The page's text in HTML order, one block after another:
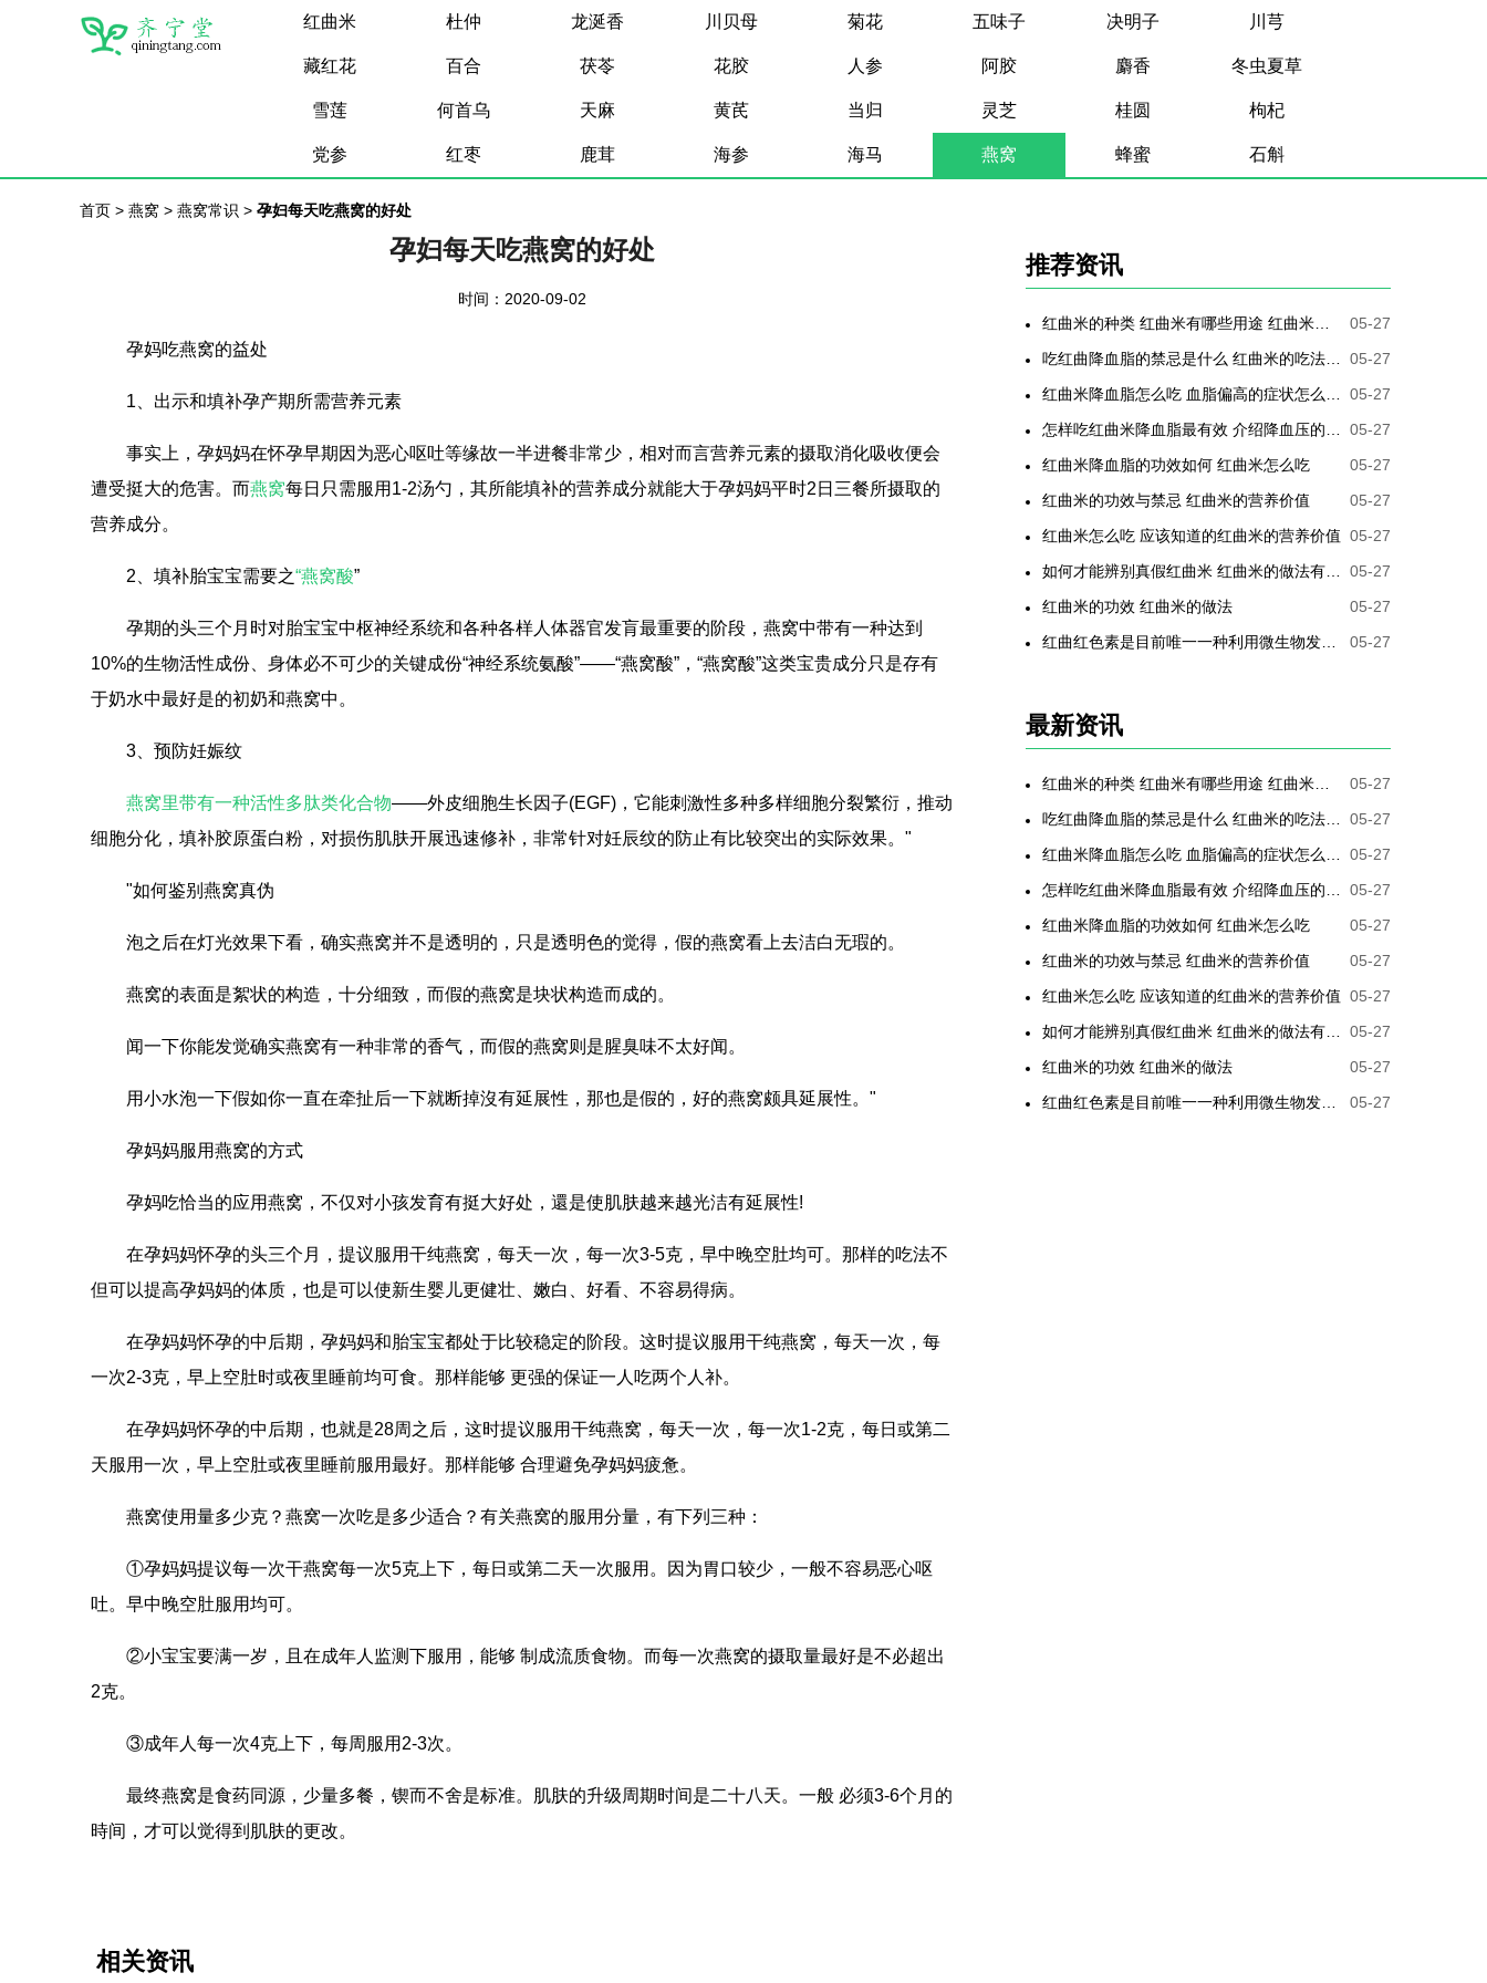
红曲米 杜仲 龙涎香 川贝母 菊花 五味子 决明子 川芎
藏红花 百合 茯苓 花胶 人参 阿胶 麝香 冬虫夏草
雪莲 何首乌 天麻 黄芪 当归 灵芝 桂圆 枸杞
党参 红枣 鹿茸 海参 海马 燕窝 蜂蜜 石斛
首页 > 燕窝 > 燕窝常识 > 孕妇每天吃燕窝的好处
孕妇每天吃燕窝的好处
时间：2020-09-02
孕妈吃燕窝的益处
1、出示和填补孕产期所需营养元素
事实上，孕妈妈在怀孕早期因为恶心呕吐等缘故一半进餐非常少，相对而言营养元素的摄取消化吸收便会
遭受挺大的危害。而燕窝每日只需服用1-2汤勺，其所能填补的营养成分就能大于孕妈妈平时2日三餐所摄取的
营养成分。
2、填补胎宝宝需要之“燕窝酸”
孕期的头三个月时对胎宝宝中枢神经系统和各种各样人体器官发肓最重要的阶段，燕窝中带有一种达到
10%的生物活性成份、身体必不可少的关键成份“神经系统氨酸”——“燕窝酸”，“燕窝酸”这类宝贵成分只是存有
于奶水中最好是的初奶和燕窝中。
3、预防妊娠纹
燕窝里带有一种活性多肽类化合物——外皮细胞生长因子(EGF)，它能刺激性多种多样细胞分裂繁衍，推动
细胞分化，填补胶原蛋白粉，对损伤肌肤开展迅速修补，非常针对妊辰纹的防止有比较突出的实际效果。"
"如何鉴别燕窝真伪
泡之后在灯光效果下看，确实燕窝并不是透明的，只是透明色的觉得，假的燕窝看上去洁白无瑕的。
燕窝的表面是絮状的构造，十分细致，而假的燕窝是块状构造而成的。
闻一下你能发觉确实燕窝有一种非常的香气，而假的燕窝则是腥臭味不太好闻。
用小水泡一下假如你一直在牵扯后一下就断掉沒有延展性，那也是假的，好的燕窝颇具延展性。"
孕妈妈服用燕窝的方式
孕妈吃恰当的应用燕窝，不仅对小孩发育有挺大好处，還是使肌肤越来越光洁有延展性!
在孕妈妈怀孕的头三个月，提议服用干纯燕窝，每天一次，每一次3-5克，早中晚空肚均可。那样的吃法不
但可以提高孕妈妈的体质，也是可以使新生婴儿更健壮、嫩白、好看、不容易得病。
在孕妈妈怀孕的中后期，孕妈妈和胎宝宝都处于比较稳定的阶段。这时提议服用干纯燕窝，每天一次，每
一次2-3克，早上空肚时或夜里睡前均可食。那样能够 更强的保证一人吃两个人补。
在孕妈妈怀孕的中后期，也就是28周之后，这时提议服用干纯燕窝，每天一次，每一次1-2克，每日或第二
天服用一次，早上空肚或夜里睡前服用最好。那样能够 合理避免孕妈妈疲惫。
燕窝使用量多少克？燕窝一次吃是多少适合？有关燕窝的服用分量，有下列三种：
①孕妈妈提议每一次干燕窝每一次5克上下，每日或第二天一次服用。因为胃口较少，一般不容易恶心呕
吐。早中晚空肚服用均可。
②小宝宝要满一岁，且在成年人监测下服用，能够 制成流质食物。而每一次燕窝的摄取量最好是不必超出
2克。
③成年人每一次4克上下，每周服用2-3次。
最终燕窝是食药同源，少量多餐，锲而不舍是标准。肌肤的升级周期时间是二十八天。一般 必须3-6个月的
時间，才可以觉得到肌肤的更改。
相关资讯
推荐资讯
05-27
05-27
05-27
05-27
红曲米降血脂的功效如何 红曲米怎么吃
05-27
红曲米的功效与禁忌 红曲米的营养价值
05-27
红曲米怎么吃 应该知道的红曲米的营养价值 05-27
05-27
红曲米的功效 红曲米的做法
05-27
05-27
最新资讯
05-27
05-27
05-27
05-27
红曲米降血脂的功效如何 红曲米怎么吃
05-27
红曲米的功效与禁忌 红曲米的营养价值
05-27
红曲米怎么吃 应该知道的红曲米的营养价值 05-27
05-27
红曲米的功效 红曲米的做法
05-27
05-27